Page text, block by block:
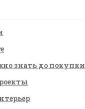
знать до покупки